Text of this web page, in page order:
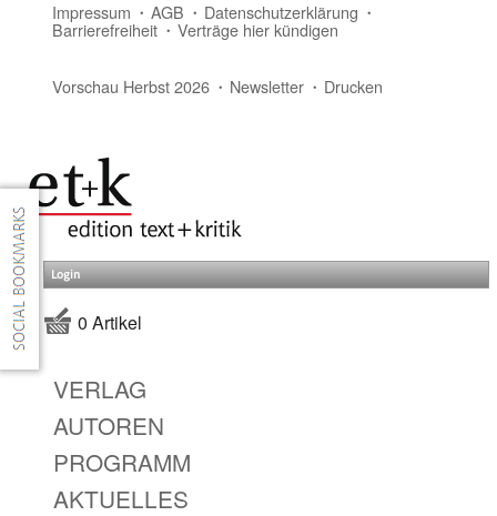
Impressum AGB Datenschutzerklärung
Barrierefreiheit Verträge hier kündigen
Vorschau Herbst 2026 Newsletter Drucken
Login
0 Artikel
VERLAG
AUTOREN
PROGRAMM
AKTUELLES